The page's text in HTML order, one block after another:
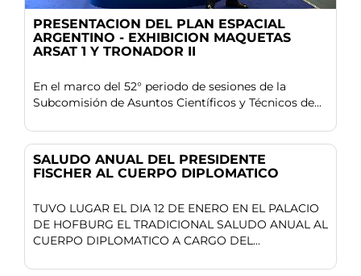
PRESENTACION DEL PLAN ESPACIAL
ARGENTINO - EXHIBICION MAQUETAS
ARSAT 1 Y TRONADOR II
En el marco del 52° periodo de sesiones de la
Subcomisión de Asuntos Científicos y Técnicos de...
SALUDO ANUAL DEL PRESIDENTE
FISCHER AL CUERPO DIPLOMATICO
TUVO LUGAR EL DIA 12 DE ENERO EN EL PALACIO
DE HOFBURG EL TRADICIONAL SALUDO ANUAL AL
CUERPO DIPLOMATICO A CARGO DEL...